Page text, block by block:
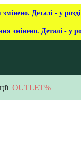
Деталі - у
змінено. Деталі - у
OUTLET%